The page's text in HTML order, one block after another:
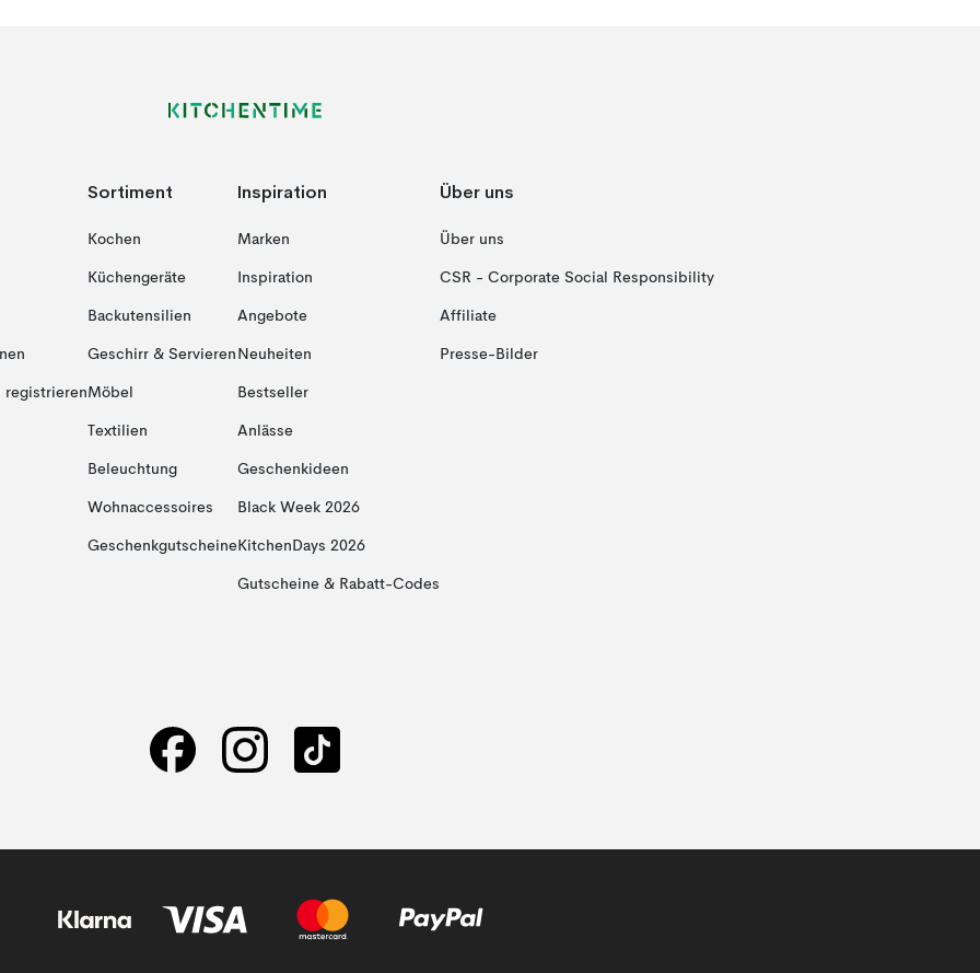
registrieren
Sortiment
Kochen
Küchengeräte
Backutensilien
Geschirr & Servieren
Möbel
Textilien
Beleuchtung
Wohnaccessoires
Geschenkgutscheine
Inspiration
Marken
Inspiration
Angebote
Neuheiten
Bestseller
Anlässe
Geschenkideen
Black Week 2026
KitchenDays 2026
Gutscheine & Rabatt-Codes
Über uns
Über uns
CSR - Corporate Social Responsibility
Affiliate
Presse-Bilder